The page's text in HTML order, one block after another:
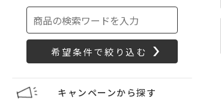
キャンペーンから探す